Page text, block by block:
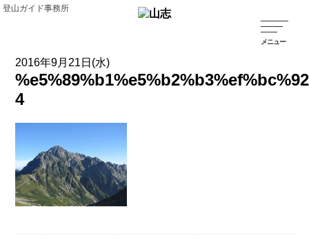
登山ガイド事務所
2016年9月21日(水)
4